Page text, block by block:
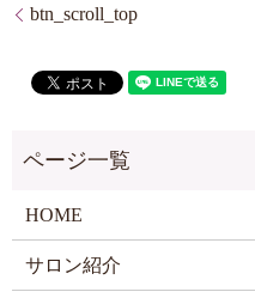
btn_scroll_top
HOME
サロン紹介